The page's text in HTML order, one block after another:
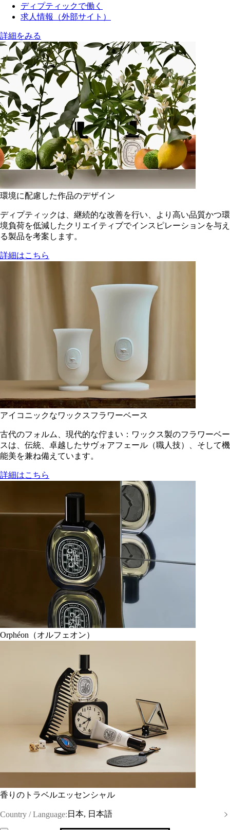
ディプティックで働く
求人情報（外部サイト）
詳細をみる
環境に配慮した作品のデザイン
ディプティックは、継続的な改善を行い、より高い品質かつ環
境負荷を低減した​クリエイティブでインスピレーションを与え
る製品を考案します。
詳細はこちら
アイコニックなワックスフラワーベース
古代のフォルム、現代的な佇まい：ワックス製のフラワーベー
スは、伝統、卓越したサヴォアフェール（職人技）、そして機
能美を兼ね備えています。
詳細はこちら
Orphéon（オルフェオン）
香りのトラベルエッセンシャル
Country / Language: 日本, 日本語